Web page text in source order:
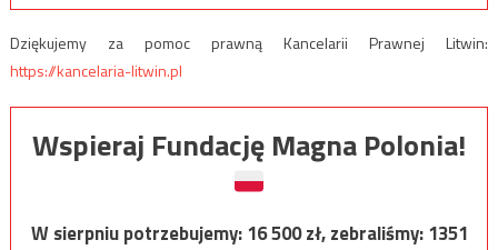
Dziękujemy za pomoc prawną Kancelarii Prawnej Litwin:
https://kancelaria-litwin.pl
Wspieraj Fundację Magna Polonia!
W sierpniu potrzebujemy:16 500zł, zebraliśmy:1351